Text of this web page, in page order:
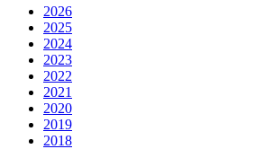
2026
2025
2024
2023
2022
2021
2020
2019
2018